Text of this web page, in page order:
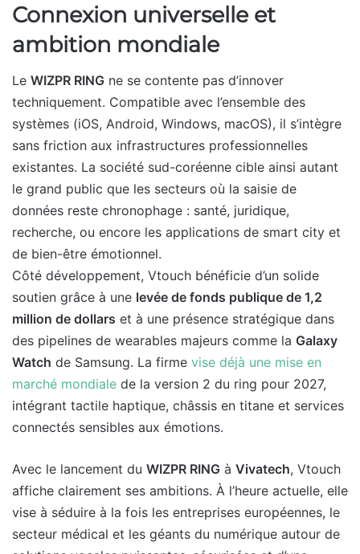
Connexion universelle et
ambition mondiale
Le WIZPR RING ne se contente pas d’innover
techniquement. Compatible avec l’ensemble des
systèmes (iOS, Android, Windows, macOS), il s’intègre
sans friction aux infrastructures professionnelles
existantes. La société sud-coréenne cible ainsi autant
le grand public que les secteurs où la saisie de
données reste chronophage : santé, juridique,
recherche, ou encore les applications de smart city et
de bien-être émotionnel.
Côté développement, Vtouch bénéficie d’un solide
soutien grâce à une levée de fonds publique de 1,2
million de dollars et à une présence stratégique dans
des pipelines de wearables majeurs comme la Galaxy
Watch de Samsung. La firme vise déjà une mise en
marché mondiale de la version 2 du ring pour 2027,
intégrant tactile haptique, châssis en titane et services
connectés sensibles aux émotions.
Avec le lancement du WIZPR RING à Vivatech, Vtouch
affiche clairement ses ambitions. À l’heure actuelle, elle
vise à séduire à la fois les entreprises européennes, le
secteur médical et les géants du numérique autour de